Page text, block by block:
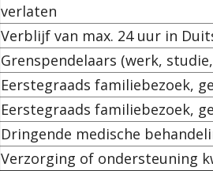
verlaten
Verblijf van max. 24 uur in
Grenspendelaars (werk,
Eerstegraads familiebezoek,
Eerstegraads familiebezoek,
Dringende medische
Verzorging of ondersteuning